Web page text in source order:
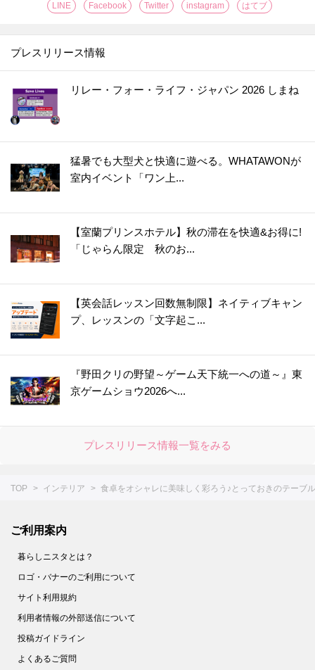
LINE Facebook Twitter instagram はてブ
プレスリリース情報
リレー・フォー・ライフ・ジャパン 2026 しまね
猛暑でも大型犬と快適に遊べる。WHATAWONが
室内イベント「ワン上...
【室蘭プリンスホテル】秋の滞在を快適&お得に!
「じゃらん限定 秋のお...
【英会話レッスン回数無制限】ネイティブキャン
プ、レッスンの「文字起こ...
『野田クリの野望～ゲーム天下統一への道～』東
京ゲームショウ2026へ...
プレスリリース情報一覧をみる
TOP インテリア 食卓をオシャレに美味しく彩ろう♪とっておきのテーブ
ご利用案内
暮らしニスタとは？
ロゴ・バナーのご利用について
サイト利用規約
利用者情報の外部送信について
投稿ガイドライン
よくあるご質問